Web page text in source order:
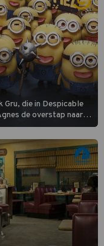
Gru, die in Despicable
de overstap naar
te blijven.